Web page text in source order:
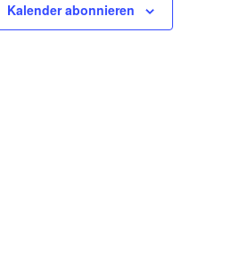
Kalender abonnieren